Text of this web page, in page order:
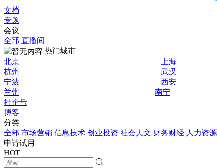
文档
专题
会议
全部 直播间
热门城市
北京
上海
杭州
武汉
宁波
西安
兰州
南宁
社企号
博客
分类
全部 市场营销 信息技术 创业投资 社会人文 财务财经 人力资源
申请试用
HOT